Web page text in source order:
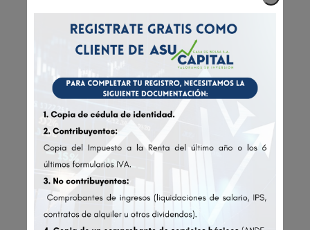
• Miembro del directorio de la Cámara
Paraguay Brasil años 2013 a 2017.
• Síndico de la Asociación de Ex Alumnos
Colegio Internacional años 2014 a 2018.
• En la Bolsa de Valores y Productos de
Asunción S.A. (BVPASA), Vicepresidente en los
años 1998 al 2001 y como Presidente 2007 a
2010 y Presidente Ejecutivo, desde el año
2010 a abril 2021.
• Oficial de Cumplimiento de PLD en la
BVPASA, años 2008 a 2020.
• Presidente Ejecutivo de la Bolsa de Valores y
Productos de Asunción S.A. por 14 años, 2007
al 2021.
• Actual Miembro del Directorio de la
Federación Iberoamericana de Bolsas (FIAB).